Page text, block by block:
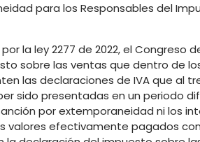
para los Responsables del
la ley 2277 de 2022, el Congreso
sobre las ventas que dentro de
las declaraciones de IVA que al
sido presentadas en un periodo
por extemporaneidad ni los
valores efectivamente pagados